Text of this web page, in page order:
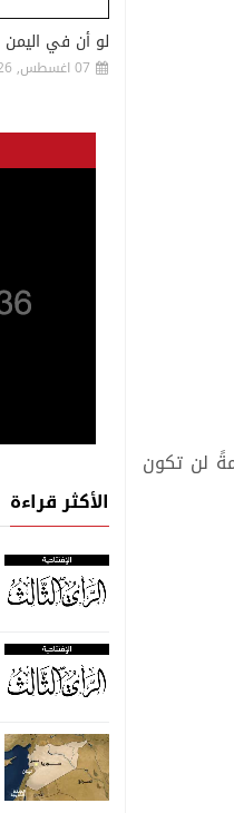
لن تكون
لو أن في اليمن
07 اغسطس, 2026
الأكثر قراءة